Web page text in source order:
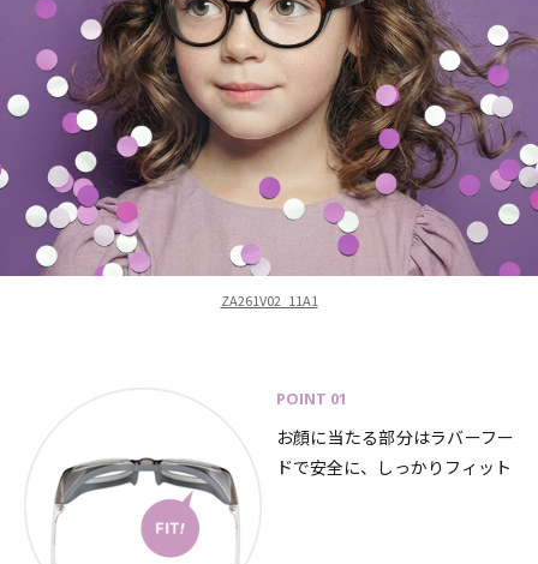
ZA261V02_11A1
POINT 01
お顔に当たる部分はラバーフー
ドで安全に、しっかりフィット